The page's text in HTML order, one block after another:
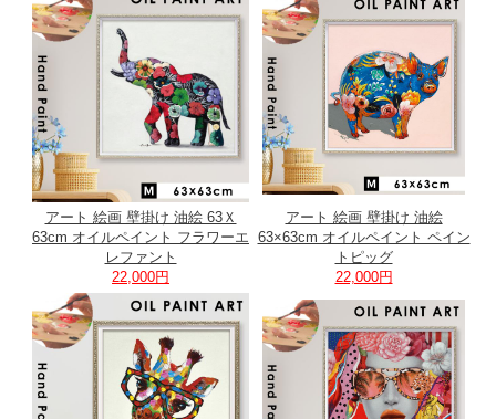
アート 絵画 壁掛け 油絵 63Ｘ
63cm オイルペイント フラワーエ
レファント
22,000円
アート 絵画 壁掛け 油絵
63×63cm オイルペイント ペイン
トピッグ
22,000円